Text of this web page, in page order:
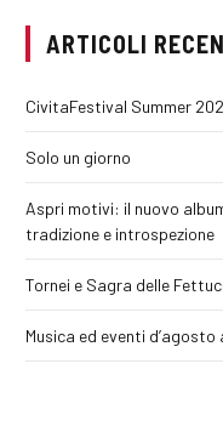
ARTICOLI
CivitaFestival Summer
Solo un giorno
Aspri motivi: il nuovo
tradizione e introspezione
Tornei e Sagra delle
Musica ed eventi d’agosto